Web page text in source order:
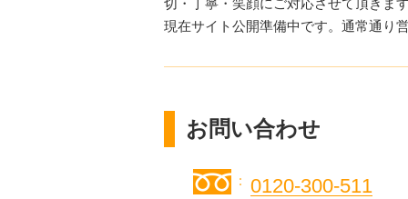
切・丁寧・笑顔にご対応させて頂きま
現在サイト公開準備中です。通常通り
お問い合わせ
0120-300-511